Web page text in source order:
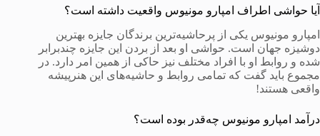
آیا حواشی اطراف امپارو مونیوس واقعیت داشته است؟
امپارو مونیوس یکی از پرحاشیه‌ترین برندگان جایزه بهترین
دوشیزه جهان است. حواشی او بعد از بردن این جایزه چندبرابر
شده و روابط او با افراد مختلف نیز حاکی از همین امر دارد. در
مجموع باید گفت که تمامی روابط و حاشیه‌های این هنرپیشه
واقعی هستند!
درآمد امپارو مونیوس چه‌قدر بوده است؟